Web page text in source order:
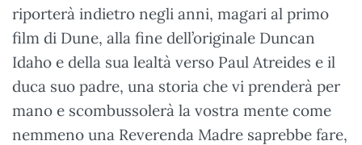
riporterà indietro negli anni, magari al primo
film di Dune, alla fine dell’originale Duncan
Idaho e della sua lealtà verso Paul Atreides e il
duca suo padre, una storia che vi prenderà per
mano e scombussolerà la vostra mente come
nemmeno una Reverenda Madre saprebbe fare,